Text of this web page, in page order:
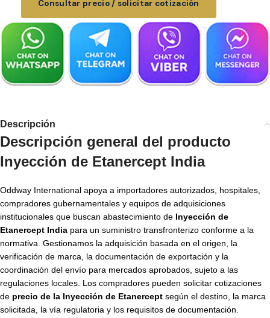
Consultar precio / solicitar cotización
Descripción
Descripción general del producto
Inyección de Etanercept India
Oddway International apoya a importadores autorizados, hospitales,
compradores gubernamentales y equipos de adquisiciones
institucionales que buscan abastecimiento de Inyección de
Etanercept India para un suministro transfronterizo conforme a la
normativa. Gestionamos la adquisición basada en el origen, la
verificación de marca, la documentación de exportación y la
coordinación del envío para mercados aprobados, sujeto a las
regulaciones locales. Los compradores pueden solicitar cotizaciones
de precio de la Inyección de Etanercept según el destino, la marca
solicitada, la vía regulatoria y los requisitos de documentación.